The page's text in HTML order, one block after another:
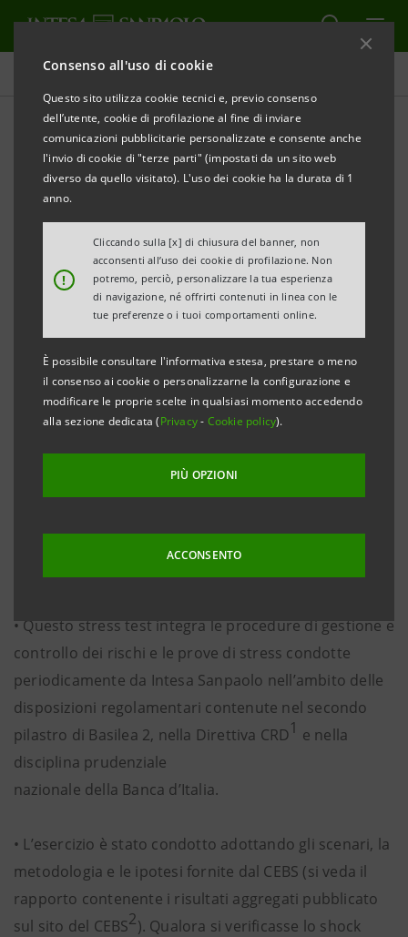
Consenso all'uso di cookie
Questo sito utilizza cookie tecnici e, previo consenso
dell’utente, cookie di profilazione al fine di inviare
comunicazioni pubblicitarie personalizzate e consente anche
l'invio di cookie di "terze parti" (impostati da un sito web
diverso da quello visitato). L'uso dei cookie ha la durata di 1
anno.
!
Cliccando sulla [x] di chiusura del banner, non
acconsenti all’uso dei cookie di profilazione. Non
potremo, perciò, personalizzare la tua esperienza
di navigazione, né offrirti contenuti in linea con le
tue preferenze o i tuoi comportamenti online.
È possibile consultare l'informativa estesa, prestare o meno
il consenso ai cookie o personalizzarne la configurazione e
modificare le proprie scelte in qualsiasi momento accedendo
alla sezione dedicata (Privacy- Cookie policy).
PIÙ OPZIONI
ACCONSENTO
Comunicati stampa
STAMPA AGGIORNA
INTESA SANPAOLO SUPERA LO
EUROPEO
Torino, Milano, 23 luglio 2010
• Intesa Sanpaolo ha partecipato allo stress test
europeo 2010 coordinato dal Comitato europeo dei
supervisori bancari (Committee of European Banking
Supervisors, CEBS), con la collaborazione della Banca
• Questo stress test integra le procedure di gestione e
controllo dei rischi e le prove di stress condotte
periodicamente da Intesa Sanpaolo nell’ambito delle
disposizioni regolamentari contenute nel secondo
pilastro di Basilea 2, nella Direttiva CRD1 e nella
disciplina prudenziale
nazionale della Banca d’Italia.
• L’esercizio è stato condotto adottando gli scenari, la
metodologia e le ipotesi fornite dal CEBS (si veda il
rapporto contenente i risultati aggregati pubblicato
sul sito del CEBS2). Qualora si verificasse lo shock